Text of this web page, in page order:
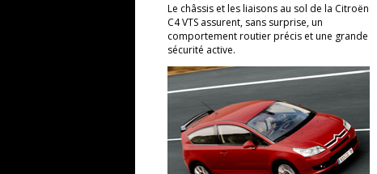
Le châssis et les liaisons au sol de la Citroën
C4 VTS assurent, sans surprise, un
comportement routier précis et une grande
sécurité active.